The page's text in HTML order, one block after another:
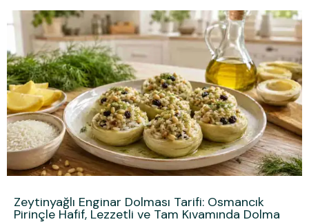
Zeytinyağlı Enginar Dolması Tarifi: Osmancık
Pirinçle Hafif, Lezzetli ve Tam Kıvamında Dolma